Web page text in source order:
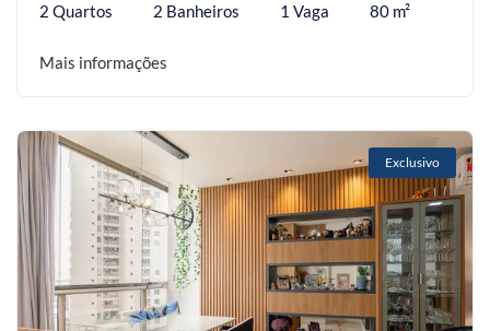
2 Quartos 2 Banheiros 1 Vaga 80 m²
Mais informações
Exclusivo